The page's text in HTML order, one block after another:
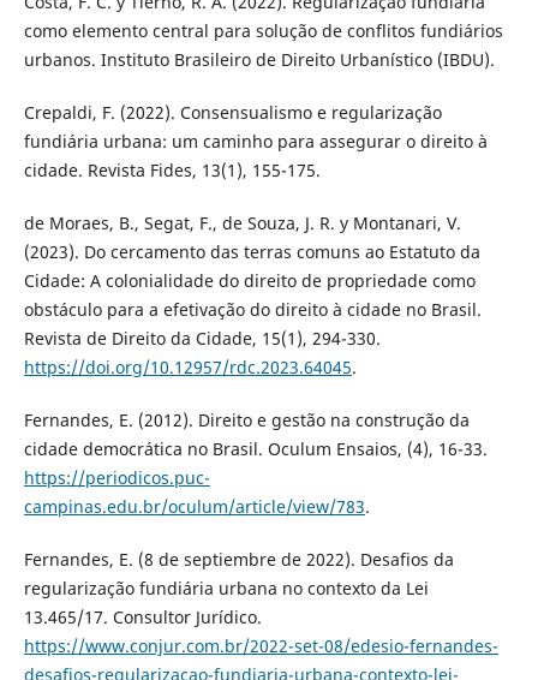
como elemento central para solução de conflitos fundiários
urbanos. Instituto Brasileiro de Direito Urbanístico (IBDU).
Crepaldi, F. (2022). Consensualismo e regularização
fundiária urbana: um caminho para assegurar o direito à
cidade. Revista Fides, 13(1), 155-175.
de Moraes, B., Segat, F., de Souza, J. R. y Montanari, V.
(2023). Do cercamento das terras comuns ao Estatuto da
Cidade: A colonialidade do direito de propriedade como
obstáculo para a efetivação do direito à cidade no Brasil.
Revista de Direito da Cidade, 15(1), 294-330.
https://doi.org/10.12957/rdc.2023.64045.
Fernandes, E. (2012). Direito e gestão na construção da
cidade democrática no Brasil. Oculum Ensaios, (4), 16-33.
https://periodicos.puc-
campinas.edu.br/oculum/article/view/783.
Fernandes, E. (8 de septiembre de 2022). Desafios da
regularização fundiária urbana no contexto da Lei
13.465/17. Consultor Jurídico.
https://www.conjur.com.br/2022-set-08/edesio-fernandes-
desafios-regularizacao-fundiaria-urbana-contexto-lei-